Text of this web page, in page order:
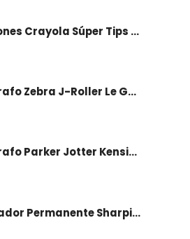
Plumones Crayola Súper Tips Con 50
Bolígrafo Zebra J-Roller Le Gel 0.7 Mm Azul
Bolígrafo Parker Jotter Kensington Ct Bp
Marcador Permanente Sharpie Chisel Tip - Rojo